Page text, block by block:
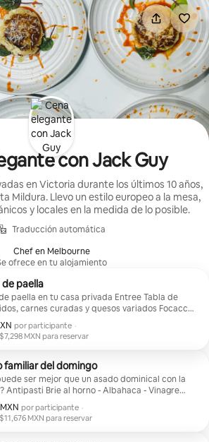
con Jack Guy
en Victoria durante los últimos 10 años,
Mildura. Llevo un estilo europeo a la mesa,
y locales en la medida de lo posible.
Traducción automática
Chef en Melbourne
ofrece en tu alojamiento
de paella
en tu casa privada Entree Tabla de
carnes curadas y quesos variados Focaccia
Ejotes Pastelería Cheescake vasco
por participante
por participante
·
MXN para reservar
familiar del domingo
ser mejor que un asado dominical con la
de salmón con
de aceitunas Red eléctrica Pata de
asada deshuesada - Ajo y romero Pom
por participante
por participante
·
MXN para reservar